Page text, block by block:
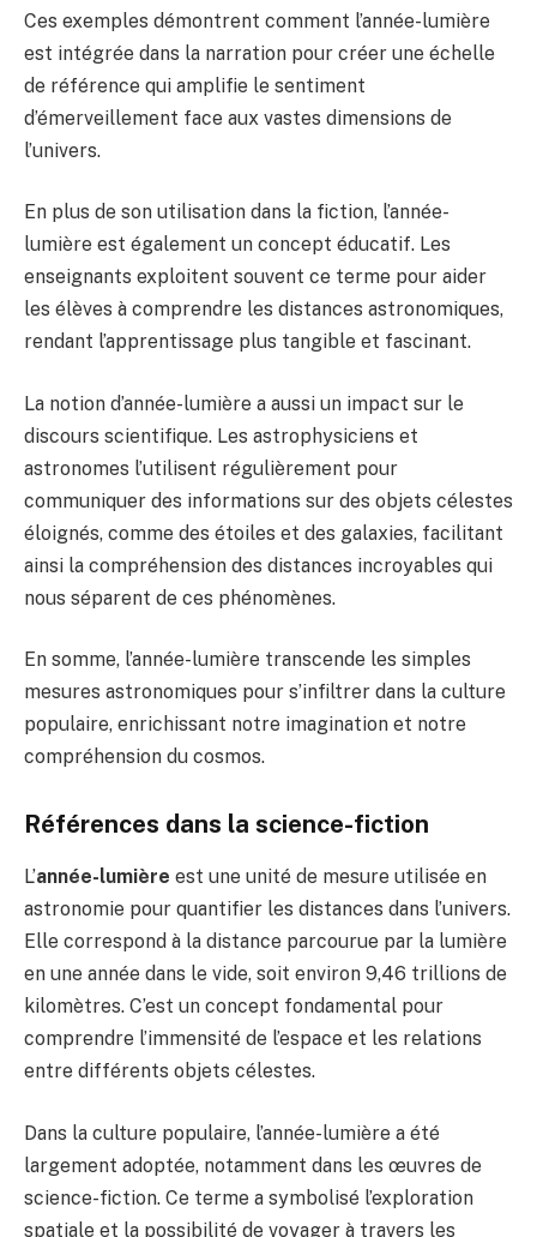
Ces exemples démontrent comment l’année-lumière
est intégrée dans la narration pour créer une échelle
de référence qui amplifie le sentiment
d’émerveillement face aux vastes dimensions de
l’univers.
En plus de son utilisation dans la fiction, l’année-
lumière est également un concept éducatif. Les
enseignants exploitent souvent ce terme pour aider
les élèves à comprendre les distances astronomiques,
rendant l’apprentissage plus tangible et fascinant.
La notion d’année-lumière a aussi un impact sur le
discours scientifique. Les astrophysiciens et
astronomes l’utilisent régulièrement pour
communiquer des informations sur des objets célestes
éloignés, comme des étoiles et des galaxies, facilitant
ainsi la compréhension des distances incroyables qui
nous séparent de ces phénomènes.
En somme, l’année-lumière transcende les simples
mesures astronomiques pour s’infiltrer dans la culture
populaire, enrichissant notre imagination et notre
compréhension du cosmos.
Références dans la science-fiction
L’année-lumière est une unité de mesure utilisée en
astronomie pour quantifier les distances dans l’univers.
Elle correspond à la distance parcourue par la lumière
en une année dans le vide, soit environ 9,46 trillions de
kilomètres. C’est un concept fondamental pour
comprendre l’immensité de l’espace et les relations
entre différents objets célestes.
Dans la culture populaire, l’année-lumière a été
largement adoptée, notamment dans les œuvres de
science-fiction. Ce terme a symbolisé l’exploration
spatiale et la possibilité de voyager à travers les